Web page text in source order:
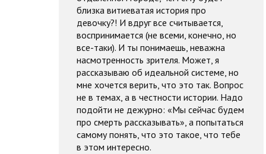
близка витиеватая история про
девочку?! И вдруг все считывается,
воспринимается (не всеми, конечно, но
все-таки). И ты понимаешь, неважна
насмотренность зрителя. Может, я
рассказываю об идеальной системе, но
мне хочется верить, что это так. Вопрос
не в темах, а в честности истории. Надо
подойти не дежурно: «Мы сейчас будем
про смерть рассказывать», а попытаться
самому понять, что это такое, что тебе
в этом интересно.